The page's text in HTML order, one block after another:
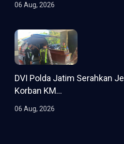
06 Aug, 2026
DVI Polda Jatim Serahkan
Korban KM...
06 Aug, 2026